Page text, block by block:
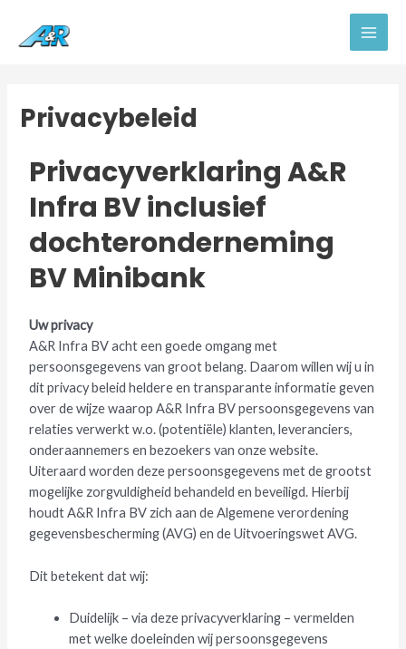
Privacybeleid
Privacyverklaring A&R
Infra BV inclusief
dochteronderneming
BV Minibank
Uw privacy
A&R Infra BV acht een goede omgang met
persoonsgegevens van groot belang. Daarom willen wij u in
dit privacy beleid heldere en transparante informatie geven
over de wijze waarop A&R Infra BV persoonsgegevens van
relaties verwerkt w.o. (potentiële) klanten, leveranciers,
onderaannemers en bezoekers van onze website.
Uiteraard worden deze persoonsgegevens met de grootst
mogelijke zorgvuldigheid behandeld en beveiligd. Hierbij
houdt A&R Infra BV zich aan de Algemene verordening
gegevensbescherming (AVG) en de Uitvoeringswet AVG.
Dit betekent dat wij:
Duidelijk – via deze privacyverklaring – vermelden
met welke doeleinden wij persoonsgegevens